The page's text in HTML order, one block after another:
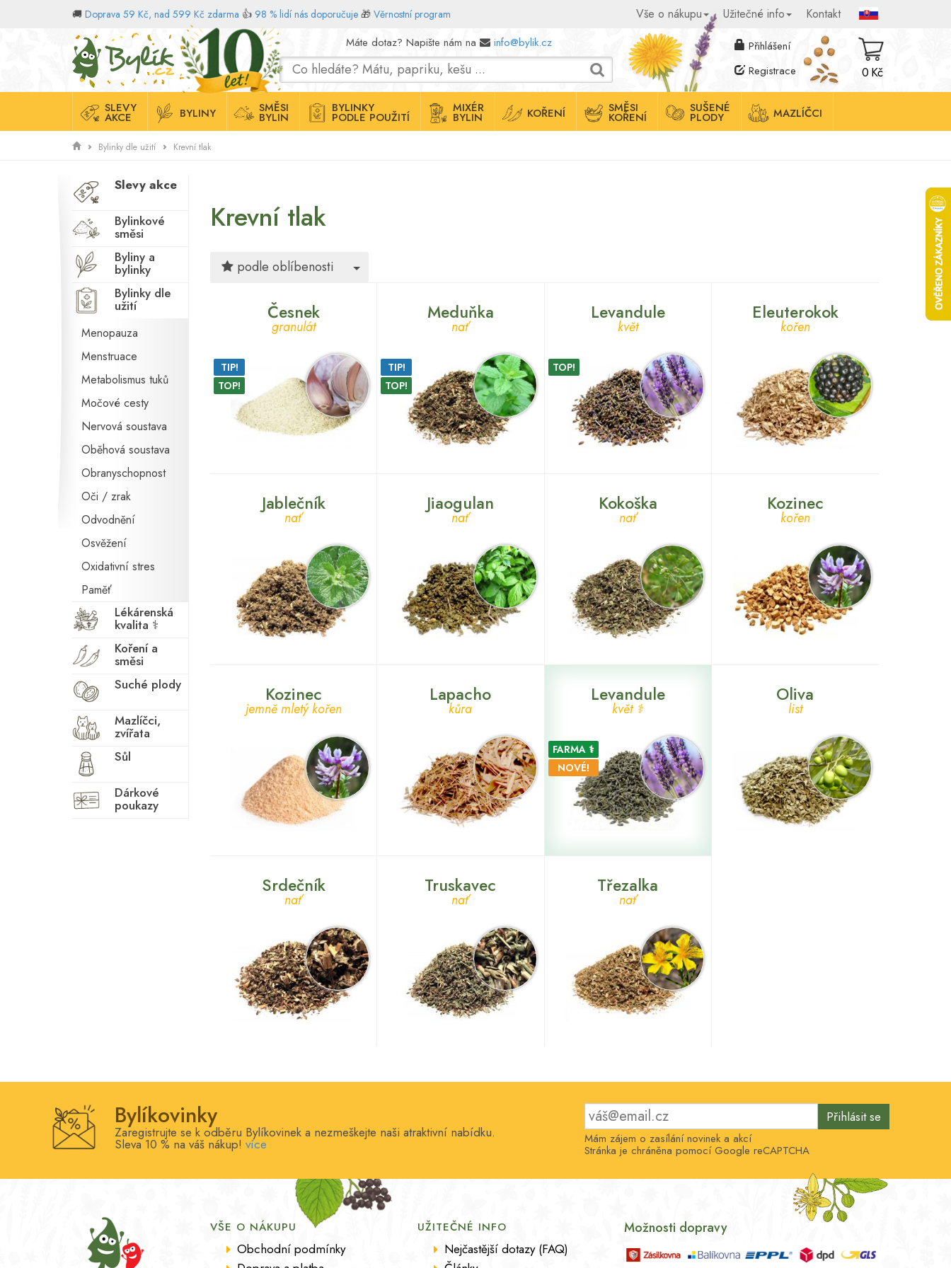
🚚 Doprava 59 Kč, nad 599 Kč zdarma 👍 98 % lidí nás doporučuje 🎁 Věrnostní program Vše o nákupu Užitečné info Kontakt
Domů Máte dotaz? Napište nám na info@bylik.cz
Přihlášení
Registrace
0 Kč
SLEVY
AKCE BYLINY SMĚSI
BYLIN
BYLINKY
PODLE POUŽITÍ
MIXÉR
BYLIN KOŘENÍ SMĚSI
KOŘENÍ
SUŠENÉ
PLODY MAZLÍČCI
Bylinky dle užití Krevní tlak
Slevy akce
Bylinkové
směsi
Byliny a
bylinky
Bylinky dle
užití
Chuť k jídlu
Imunita
Játra
Kardiovaskulární
systém
Klouby
Kojení
Kosti
Krevní tlak
Kůže
Ledviny
Lymfatický systém
Menopauza
Menstruace
Metabolismus tuků
Močové cesty
Nervová soustava
Oběhová soustava
Obranyschopnost
Oči / zrak
Odvodnění
Osvěžení
Oxidativní stres
Paměť
Plodnost
Pohlavní zdraví
žen
Pročištění
Prostata
Relaxace
Sex
Spánek
Srdce
Žaludek
Žíly
Lékárenská
kvalita ⚕
Koření a
směsi
Suché plody
Mazlíčci,
zvířata
Sůl
Dárkové
poukazy
Krevní tlak
podle oblíbenosti Toggle Dropdown
Česnek
granulát
TIP!
TOP!
Meduňka
nať
TIP!
TOP!
Levandule
květ
TOP!
Eleuterokok
kořen
Jablečník
nať
Jiaogulan
nať
Kokoška
nať
Kozinec
kořen
Kozinec
jemně mletý kořen
Lapacho
kůra
Levandule
květ ⚕
FARMA ⚕
NOVÉ!
Oliva
list
Srdečník
nať
Truskavec
nať
Třezalka
nať
Bylíkovinky
Zaregistrujte se k odběru Bylíkovinek a nezmeškejte naši atraktivní nabídku.
Sleva 10 % na váš nákup! více
Přihlásit se
Mám zájem o zasílání novinek a akcí
Stránka je chráněna pomocí Google reCAPTCHA
VŠE O NÁKUPU
Obchodní podmínky
UŽITEČNÉ INFO
Nejčastější dotazy (FAQ)
Možnosti dopravy